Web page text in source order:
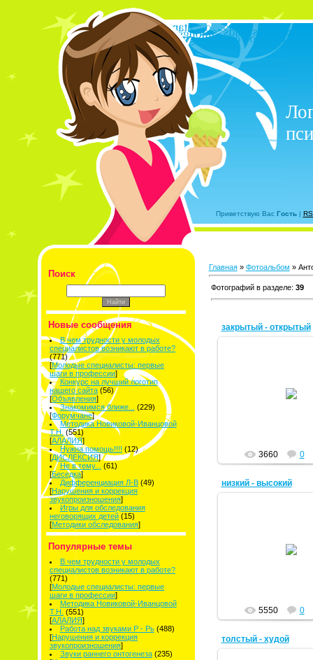
Приветствую Вас Гость|
Поиск
Новые сообщения
В чем трудности у молодых
специалистов возникают в работе?
(771)
[Молодые специалисты: первые
шаги в профессии]
Конкурс на лучший логотип
нашего сайта (56)
[Объявления]
Знакомимся ближе...
(229)
[Форумчане]
Методика Новиковой-Иванцовой
Т.Н. (551)
[АЛАЛИЯ]
Нужна помощь!!!! (12)
[ДИСЛЕКСИЯ]
Не в тему...
(61)
[Беседка]
Дифференциация Л-В (49)
[Нарушения и коррекция
звукопроизношения]
Игры для обследования
неговорящих детей (15)
[Методики обследования]
Популярные темы
В чем трудности у молодых
специалистов возникают в работе?
(771)
[Молодые специалисты: первые
шаги в профессии]
Методика Новиковой-Иванцовой
Т.Н. (551)
[АЛАЛИЯ]
Работа над звуками Р - Рь (488)
[Нарушения и коррекция
звукопроизношения]
Звуки раннего онтогенеза (235)
Главная» Фотоальбом »
Фотографий в разделе: 39
закрытый - открытый
3660 0
низкий - высокий
5550 0
толстый - худой